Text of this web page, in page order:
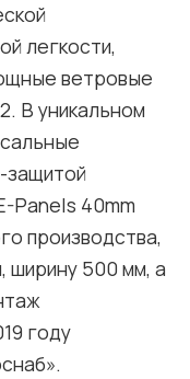
легкости,
ветровые
В уникальном
защитой
Panels 40mm
производства,
ширину 500 мм, а
году